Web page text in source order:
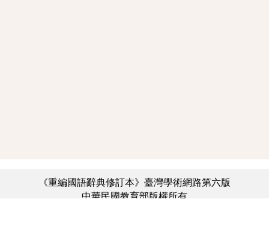
《重編國語辭典修訂本》臺灣學術網路第六版
中華民國教育部版權所有